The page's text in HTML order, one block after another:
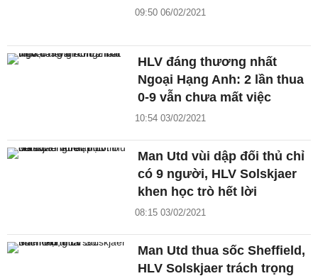
09:50 06/02/2021
HLV đáng thương nhất
Ngoại Hạng Anh: 2 lần thua
0-9 vẫn chưa mất việc
10:54 03/02/2021
Man Utd vùi dập đối thủ chỉ
có 9 người, HLV Solskjaer
khen học trò hết lời
08:15 03/02/2021
Man Utd thua sốc Sheffield,
HLV Solskjaer trách trọng